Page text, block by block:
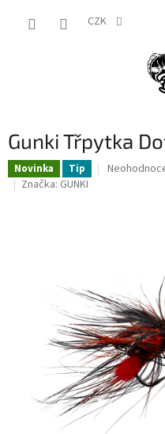
CZK
Gunki Třpytka
Novinka Tip
Průměrné
Značka: GUNKI